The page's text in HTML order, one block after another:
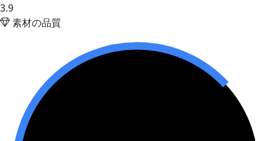
3.9
素材の品質